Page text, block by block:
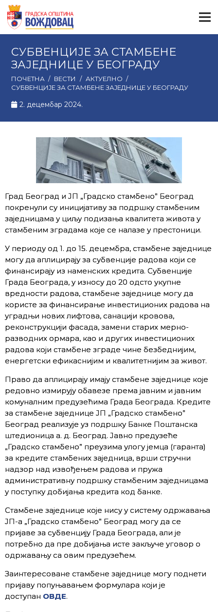
СУБВЕНЦИЈЕ ЗА СТАМБЕНЕ
ЗАЈЕДНИЦЕ У БЕОГРАДУ
ПОЧЕТНА / ВЕСТИ / АКТУЕЛНО /
СУБВЕНЦИЈЕ ЗА СТАМБЕНЕ ЗАЈЕДНИЦЕ У БЕОГРАДУ
2. децембар 2024.
Град Београд и ЈП „Градско стамбено” Београд
покренули су иницијативу за подршку стамбеним
заједницама у циљу подизања квалитета живота у
стамбеним зградама које се налазе у престоници.
У периоду од 1. до 15. децембра, стамбене заједнице
могу да аплицирају за субвенције радова који се
финансирају из наменских кредита. Субвенције
Града Београда, у износу до 20 одсто укупне
вредности радова, стамбене заједнице могу да
користе за финансирање инвестиционих радова на
уградњи нових лифтова, санацији кровова,
реконструкцији фасада, замени старих мерно-
разводних ормара, као и других инвестиционих
радова који стамбене зграде чине безбеднијим,
енергетски ефикаснијим и квалитетнијим за живот.
Право да аплицирају имају стамбене заједнице које
редовно измирују обавезе према јавним и јавним
комуналним предузећима Града Београда. Кредите
за стамбене заједнице ЈП „Градско стамбено”
Београд реализује уз подршку Банке Поштанска
штедионица а. д. Београд. Јавно предузеће
„Градско стамбено” преузима улогу јемца (гаранта)
за кредите стамбених заједница, врши стручни
надзор над извођењем радова и пружа
административну подршку стамбеним заједницама
у поступку добијања кредита код банке.
Стамбене заједнице које нису у систему одржавања
ЈП-a „Градско стамбено” Београд могу да се
пријаве за субвенцију Града Београда, али је
потребно да пре добијања исте закључе уговор о
одржавању са овим предузећем.
Заинтересоване стамбене заједнице могу поднети
пријаву попуњавањем формулара који је
доступан ОВДЕ.